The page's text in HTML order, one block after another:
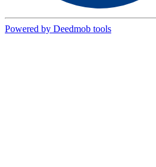
Powered by Deedmob tools